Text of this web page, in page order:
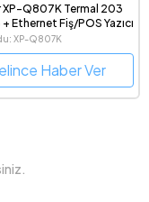
XP-Q805K USB ve
Bağlantılı Termal Fiş
XP-Q805K
Haber Ver